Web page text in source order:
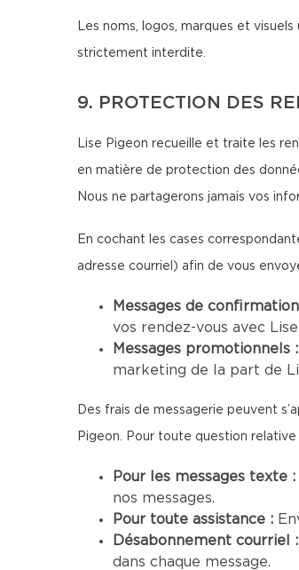
Les noms, logos, marques et
strictement interdite.
9. PROTECTION DES
Lise Pigeon recueille et traite les
en matière de protection des
Nous ne partagerons jamais vos
En cochant les cases
adresse courriel) afin de vous
Messages de
vos rendez-vous avec
Messages promotionnels :
marketing de la part de
Des frais de messagerie peuvent
Pigeon. Pour toute question
Pour les messages texte :
nos messages.
Pour toute assistance :
Désabonnement courriel :
dans chaque message.